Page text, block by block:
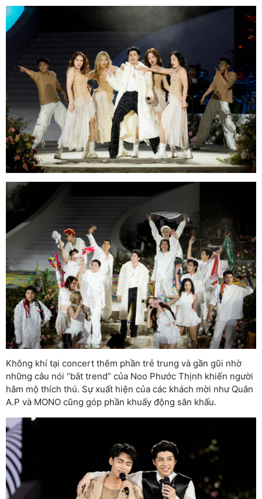
Không khí tại concert thêm phần trẻ trung và gần gũi nhờ
những câu nói “bắt trend” của Noo Phước Thịnh khiến người
hâm mộ thích thú. Sự xuất hiện của các khách mời như Quân
A.P và MONO cũng góp phần khuấy động sân khấu.